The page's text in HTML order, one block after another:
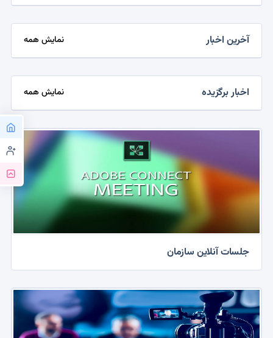
آخرین اخبار نمایش همه
اخبار برگزیده نمایش همه
جلسات آنلاین سازمان